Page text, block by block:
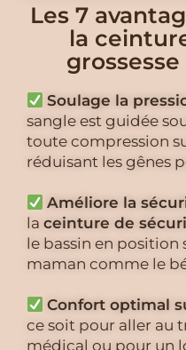
Les 7
la
Soulage la
sangle est guidée
toute compression
réduisant les gênes
Améliore la
la ceinture de
le bassin en
maman comme le
Confort optimal
ce soit pour aller au
médical ou pour un